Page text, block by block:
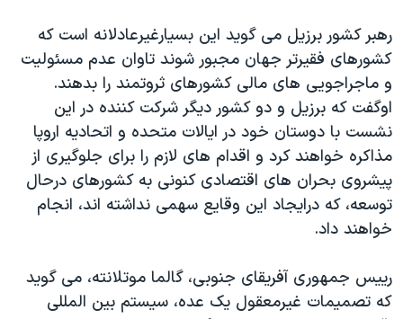
تریبونال مردمی آبان ۹۸
دادگاه حمید نوری
چهل سال گروگان‌گیری
قانون شفافیت دارائی کادر رهبری ایران
اعتراضات مردمی آبان ۹۸
اسرائیل در جنگ
همایش محافظه‌کاران آمریکا «سی‌پک»
صفحه‌های ویژه
رهبر کشور برزیل می گوید این بسیارغیرعادلانه است که
کشورهای فقیرتر جهان مجبور شوند تاوان عدم مسئولیت
و ماجراجویی های مالی کشورهای ثروتمند را بدهند.
اوگفت که برزیل و دو کشور دیگر شرکت کننده در این
نشست با دوستان خود در ایالات متحده و اتحادیه اروپا
مذاکره خواهند کرد و اقدام های لازم را برای جلوگیری از
پیشروی بحران های اقتصادی کنونی به کشورهای درحال
توسعه، که درایجاد این وقایع سهمی نداشته اند، انجام
خواهند داد.
رییس جمهوری آفریقای جنوبی، گالما موتلانته، می گوید
که تصمیمات غیرمعقول یک عده، سیستم بین المللی